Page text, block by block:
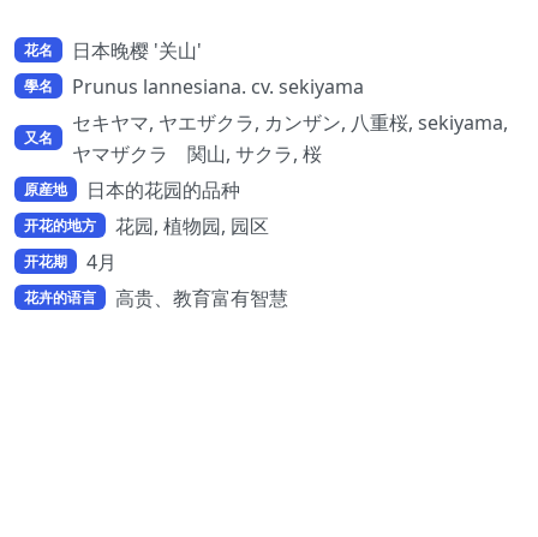
花名 日本晚樱 '关山'
學名 Prunus lannesiana. cv. sekiyama
又名
セキヤマ, ヤエザクラ, カンザン, 八重桜, sekiyama,
ヤマザクラ 関山, サクラ, 桜
原産地 日本的花园的品种
开花的地方 花园, 植物园, 园区
开花期 4月
花卉的语言 高贵、教育富有智慧